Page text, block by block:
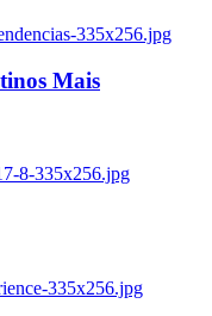
335x256.jpg
Mais
8-335x256.jpg
335x256.jpg